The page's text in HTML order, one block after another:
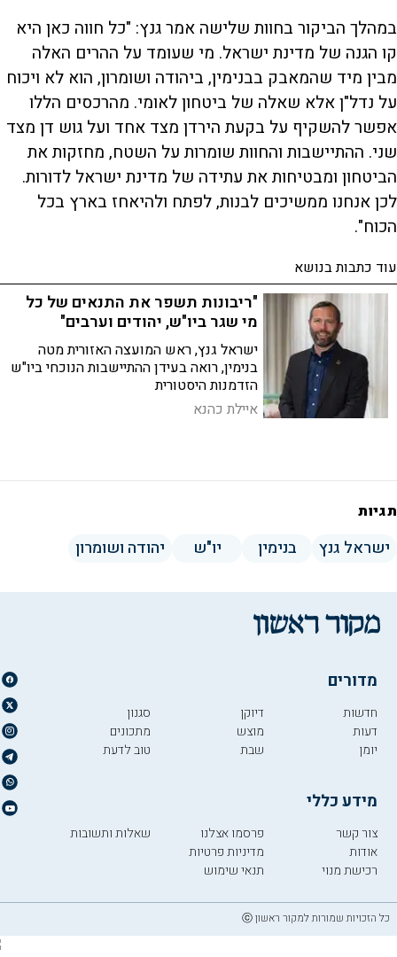
במהלך הביקור בחוות שלישה אמר גנץ: "כל חווה כאן היא
קו הגנה של מדינת ישראל. מי שעומד על ההרים האלה
מבין מיד שהמאבק בבנימין, ביהודה ושומרון, הוא לא ויכוח
על נדל"ן אלא שאלה של ביטחון לאומי. מהרכסים הללו
אפשר להשקיף על בקעת הירדן מצד אחד ועל גוש דן מצד
שני. ההתיישבות והחוות שומרות על השטח, מחזקות את
הביטחון ומבטיחות את עתידה של מדינת ישראל לדורות.
לכן אנחנו ממשיכים לבנות, לפתח ולהיאחז בארץ בכל
הכוח".
עוד כתבות בנושא
"ריבונות תשפר את התנאים של כל
מי שגר ביו"ש, יהודים וערבים"
ישראל גנץ, ראש המועצה האזורית מטה
בנימין, רואה בעידן ההתיישבות הנוכחי ביו"ש
הזדמנות היסטורית
איילת כהנא
תגיות
ישראל גנץ בנימין יו"ש יהודה ושומרון
מדורים
חדשות
דעות
יומן
דיוקן
מוצש
שבת
סגנון
מתכונים
טוב לדעת
מידע כללי
צור קשר
אודות
רכישת מנוי
פרסמו אצלנו
מדיניות פרטיות
תנאי שימוש
שאלות ותשובות
כל הזכויות שמורות למקור ראשון ⓒ